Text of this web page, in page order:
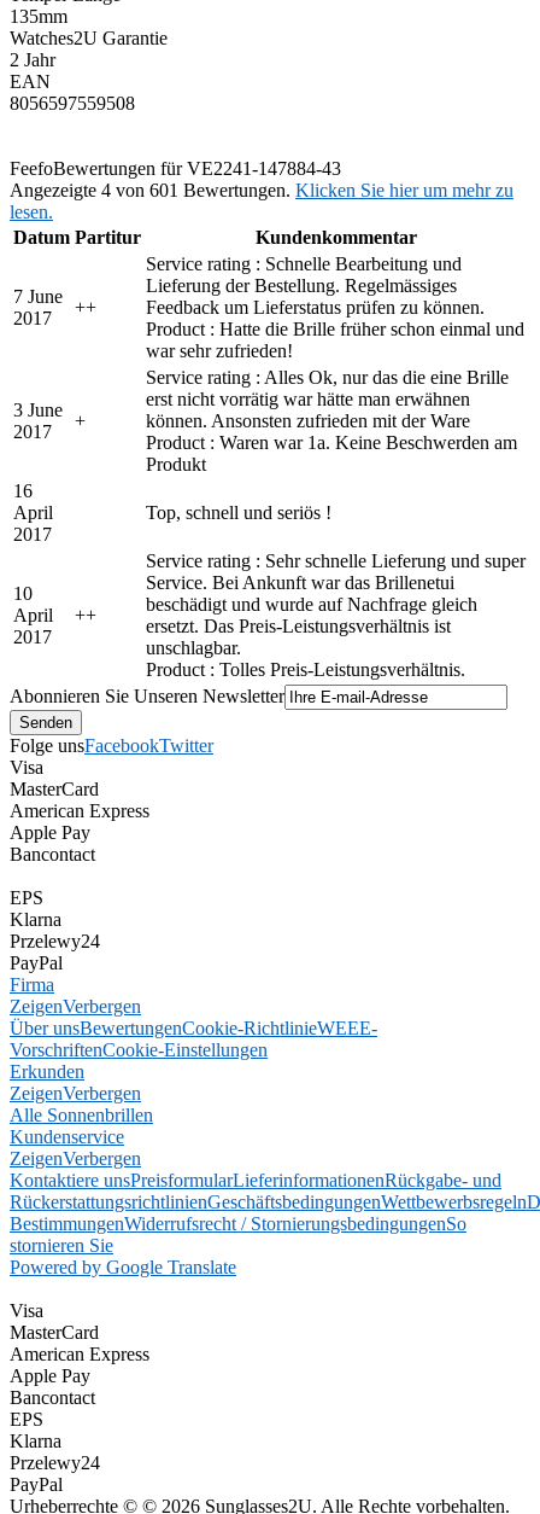
135mm
Watches2U Garantie
2 Jahr
EAN
8056597559508
FeefoBewertungen für VE2241-147884-43
Angezeigte 4 von 601 Bewertungen. Klicken Sie hier um mehr zu
lesen.
Datum Partitur Kundenkommentar
7 June
2017
++
Service rating : Schnelle Bearbeitung und
Lieferung der Bestellung. Regelmässiges
Feedback um Lieferstatus prüfen zu können.
Product : Hatte die Brille früher schon einmal und
war sehr zufrieden!
3 June
2017
+
Service rating : Alles Ok, nur das die eine Brille
erst nicht vorrätig war hätte man erwähnen
können. Ansonsten zufrieden mit der Ware
Product : Waren war 1a. Keine Beschwerden am
Produkt
16
April
2017
Top, schnell und seriös !
10
April
2017
++
Service rating : Sehr schnelle Lieferung und super
Service. Bei Ankunft war das Brillenetui
beschädigt und wurde auf Nachfrage gleich
ersetzt. Das Preis-Leistungsverhältnis ist
unschlagbar.
Product : Tolles Preis-Leistungsverhältnis.
Abonnieren Sie Unseren Newsletter
Folge unsFacebookTwitter
Visa
MasterCard
American Express
Apple Pay
Bancontact
EPS
Klarna
Przelewy24
PayPal
Firma
ZeigenVerbergen
Über unsBewertungenCookie-RichtlinieWEEE-
VorschriftenCookie-Einstellungen
Erkunden
ZeigenVerbergen
Alle Sonnenbrillen
Kundenservice
ZeigenVerbergen
Kontaktiere unsPreisformularLieferinformationenRückgabe- und
RückerstattungsrichtlinienGeschäftsbedingungenWettbewerbsregeln
BestimmungenWiderrufsrecht / StornierungsbedingungenSo
stornieren Sie
Powered by Google Translate
Visa
MasterCard
American Express
Apple Pay
Bancontact
EPS
Klarna
Przelewy24
PayPal
Urheberrechte © © 2026 Sunglasses2U. Alle Rechte vorbehalten.